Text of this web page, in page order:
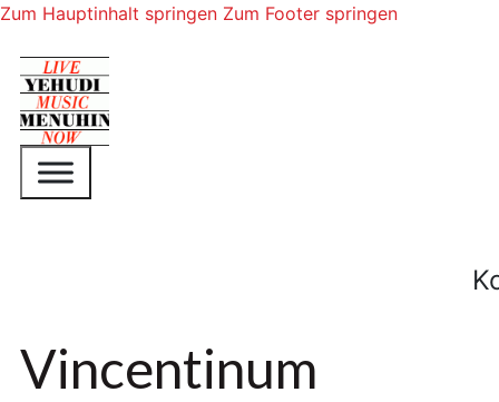
Zum Hauptinhalt springen Zum Footer springen
Vincentinum